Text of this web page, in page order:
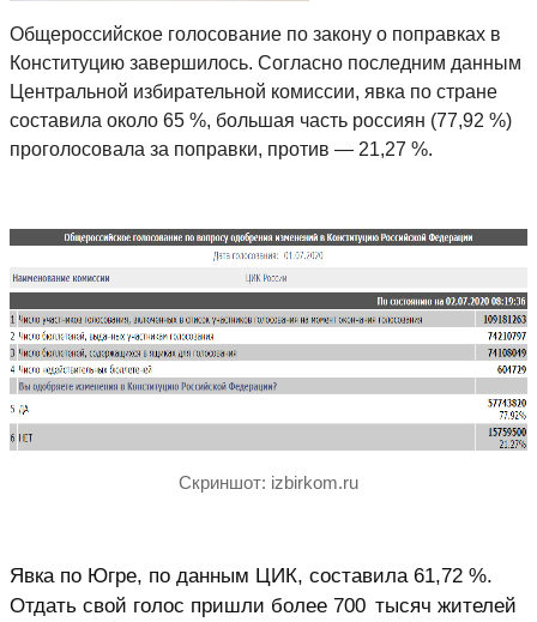
Общероссийское голосование по закону о поправках в
Конституцию завершилось. Согласно последним данным
Центральной избирательной комиссии, явка по стране
составила около 65 %, большая часть россиян (77,92 %)
проголосовала за поправки, против — 21,27 %.
Скриншот: izbirkom.ru
Явка по Югре, по данным ЦИК, составила 61,72 %.
Отдать свой голос пришли более 700 тысяч жителей